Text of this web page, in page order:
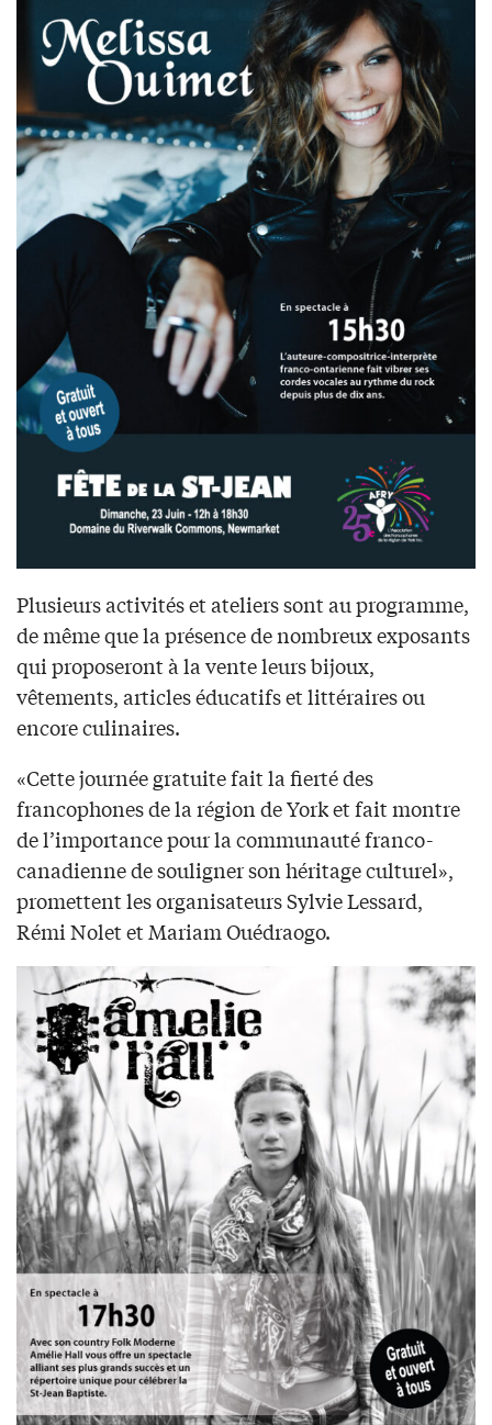
Plusieurs activités et ateliers sont au programme,
de même que la présence de nombreux exposants
qui proposeront à la vente leurs bijoux,
vêtements, articles éducatifs et littéraires ou
encore culinaires.
«Cette journée gratuite fait la fierté des
francophones de la région de York et fait montre
de l’importance pour la communauté franco-
canadienne de souligner son héritage culturel»,
promettent les organisateurs Sylvie Lessard,
Rémi Nolet et Mariam Ouédraogo.